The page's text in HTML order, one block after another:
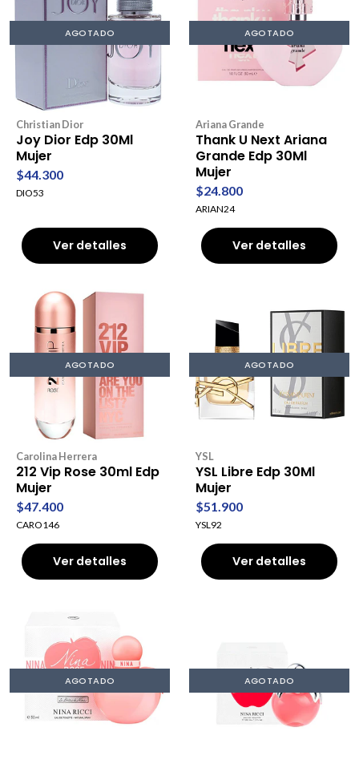
AGOTADO
Christian Dior
Joy Dior Edp 30Ml
Mujer
$44.300
DIO53
Ver detalles
AGOTADO
Ariana Grande
Thank U Next Ariana
Grande Edp 30Ml
Mujer
$24.800
ARIAN24
Ver detalles
AGOTADO
Carolina Herrera
212 Vip Rose 30ml Edp
Mujer
$47.400
CARO146
Ver detalles
AGOTADO
YSL
YSL Libre Edp 30Ml
Mujer
$51.900
YSL92
Ver detalles
AGOTADO AGOTADO